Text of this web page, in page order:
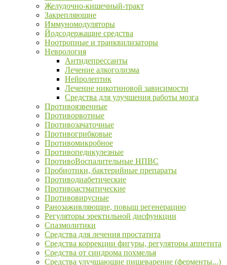
Желудочно-кишечный-тракт
Закрепляющие
Иммуномодуляторы
Йодсодержащие средства
Ноотропные и транквилизаторы
Неврология
Антидепрессанты
Лечение алкоголизма
Нейролептик
Лечение никотиновой зависимости
Средства для улучшения работы мозга
Противоязвенные
Противорвотные
Противозачаточные
Противогрибковые
Противомикробное
Противопедикулезные
ПротивоВоспалительные НПВС
Пробиотики, бактерийные препараты
Противодиабетические
Противоастматические
Противовирусные
Ранозаживляющие, повыш регенерацию
Регуляторы эректильной дисфункции
Спазмолитики
Средства для лечения простатита
Средства коррекции фигуры, регуляторы аппетита
Средства от синдрома похмелья
Средства улучшающие пищеварение (ферменты...)